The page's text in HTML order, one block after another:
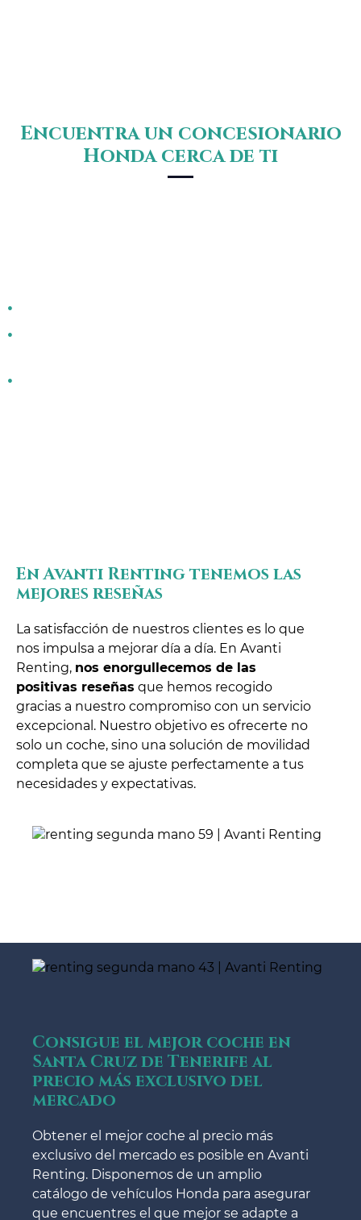
Encuentra un concesionario
Honda cerca de ti
En Avanti Renting tenemos las
mejores reseñas
La satisfacción de nuestros clientes es lo que
nos impulsa a mejorar día a día. En Avanti
Renting, nos enorgullecemos de las
positivas reseñas que hemos recogido
gracias a nuestro compromiso con un servicio
excepcional. Nuestro objetivo es ofrecerte no
solo un coche, sino una solución de movilidad
completa que se ajuste perfectamente a tus
necesidades y expectativas.
Consigue el mejor coche en
Santa Cruz de Tenerife al
precio más exclusivo del
mercado
Obtener el mejor coche al precio más
exclusivo del mercado es posible en Avanti
Renting. Disponemos de un amplio
catálogo de vehículos Honda para asegurar
que encuentres el que mejor se adapte a